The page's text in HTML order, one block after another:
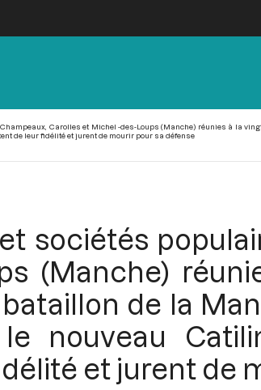
Carolles et Michel -des-Loups (Manche) réunies à la
de leur fidélité et jurent de mourir pour sa défense
sociétés
(Manche)
de la
le nouveau
et jurent de